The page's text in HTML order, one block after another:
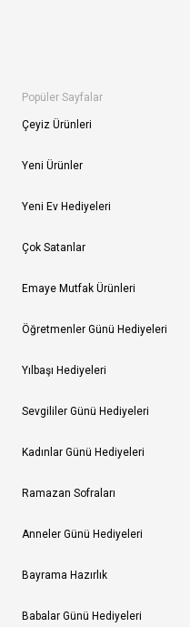
Popüler Sayfalar
Çeyiz Ürünleri
Yeni Ürünler
Yeni Ev Hediyeleri
Çok Satanlar
Emaye Mutfak Ürünleri
Öğretmenler Günü Hediyeleri
Yılbaşı Hediyeleri
Sevgililer Günü Hediyeleri
Kadınlar Günü Hediyeleri
Ramazan Sofraları
Anneler Günü Hediyeleri
Bayrama Hazırlık
Babalar Günü Hediyeleri